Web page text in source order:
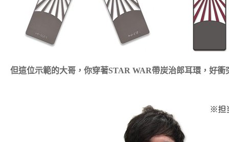
但這位示範的大哥，你穿著STAR WAR帶炭治郎耳環，好衝